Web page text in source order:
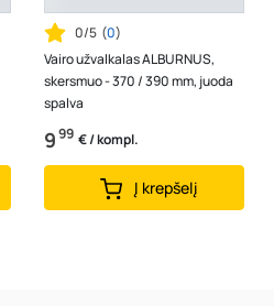
0/5 (0)
Vairo užvalkalas ALBURNUS,
skersmuo - 370 / 390 mm, juoda
spalva
999 € / kompl.
Į krepšelį